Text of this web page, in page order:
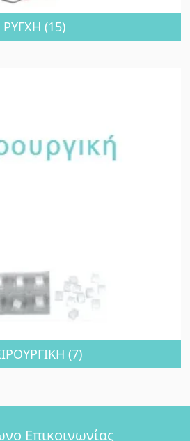
ΡΥΓΧΗ (15)
(7)
Επικοινωνίας